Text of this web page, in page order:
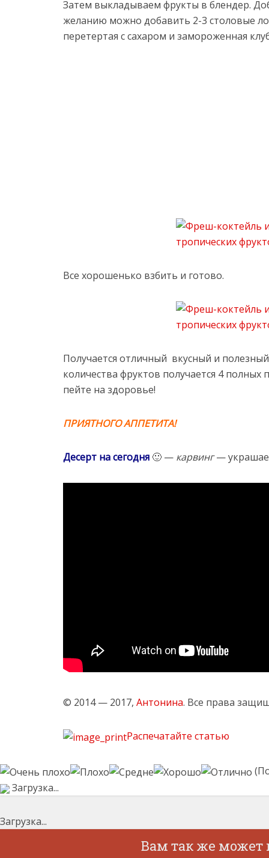
Затем выкладываем фрукты в блендер.
желанию можно добавить 2-3 столовые
перетертая с сахаром и замороженная
Все хорошенько взбить и готово.
Получается отличный вкусный и
количества фруктов получается 4 полных
пейте на здоровье!
ПРИЯТНОГО АППЕТИТА!
Десерт на сегодня 🙂 — карвинг—
© 2014 — 2017, Антонина. Все права
Распечатайте статью
Загрузка...
Загрузка...
Вам так же может